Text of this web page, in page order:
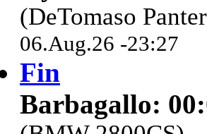
(DeTomaso
06.Aug.26 -23:27
Fin
Barbagallo: